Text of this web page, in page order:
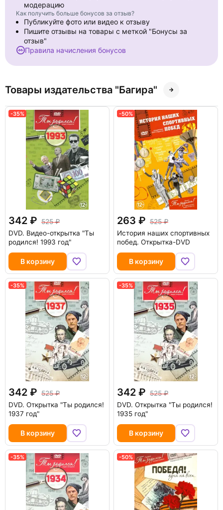
модерацию
Как получить больше бонусов за отзыв?
Публикуйте фото или видео к отзыву
Пишите отзывы на товары с меткой "Бонусы за
отзыв"
Правила начисления бонусов
Товары издательства "Багира"
-35%
342
525
DVD. Видео-открытка "Ты
родился! 1993 год"
В корзину
-50%
263
525
История наших спортивных
побед. Открытка-DVD
В корзину
-35%
342
525
DVD. Открытка "Ты родился!
1937 год"
В корзину
-35%
342
525
DVD. Открытка "Ты родился!
1935 год"
В корзину
-35% -50%